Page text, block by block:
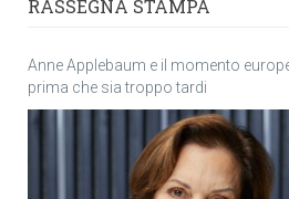
RASSEGNA STAMPA
Anne Applebaum e il momento
prima che sia troppo tardi